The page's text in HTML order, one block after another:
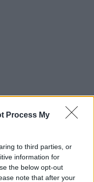
Process My
to third parties, or
information for
the below opt-out
note that after your